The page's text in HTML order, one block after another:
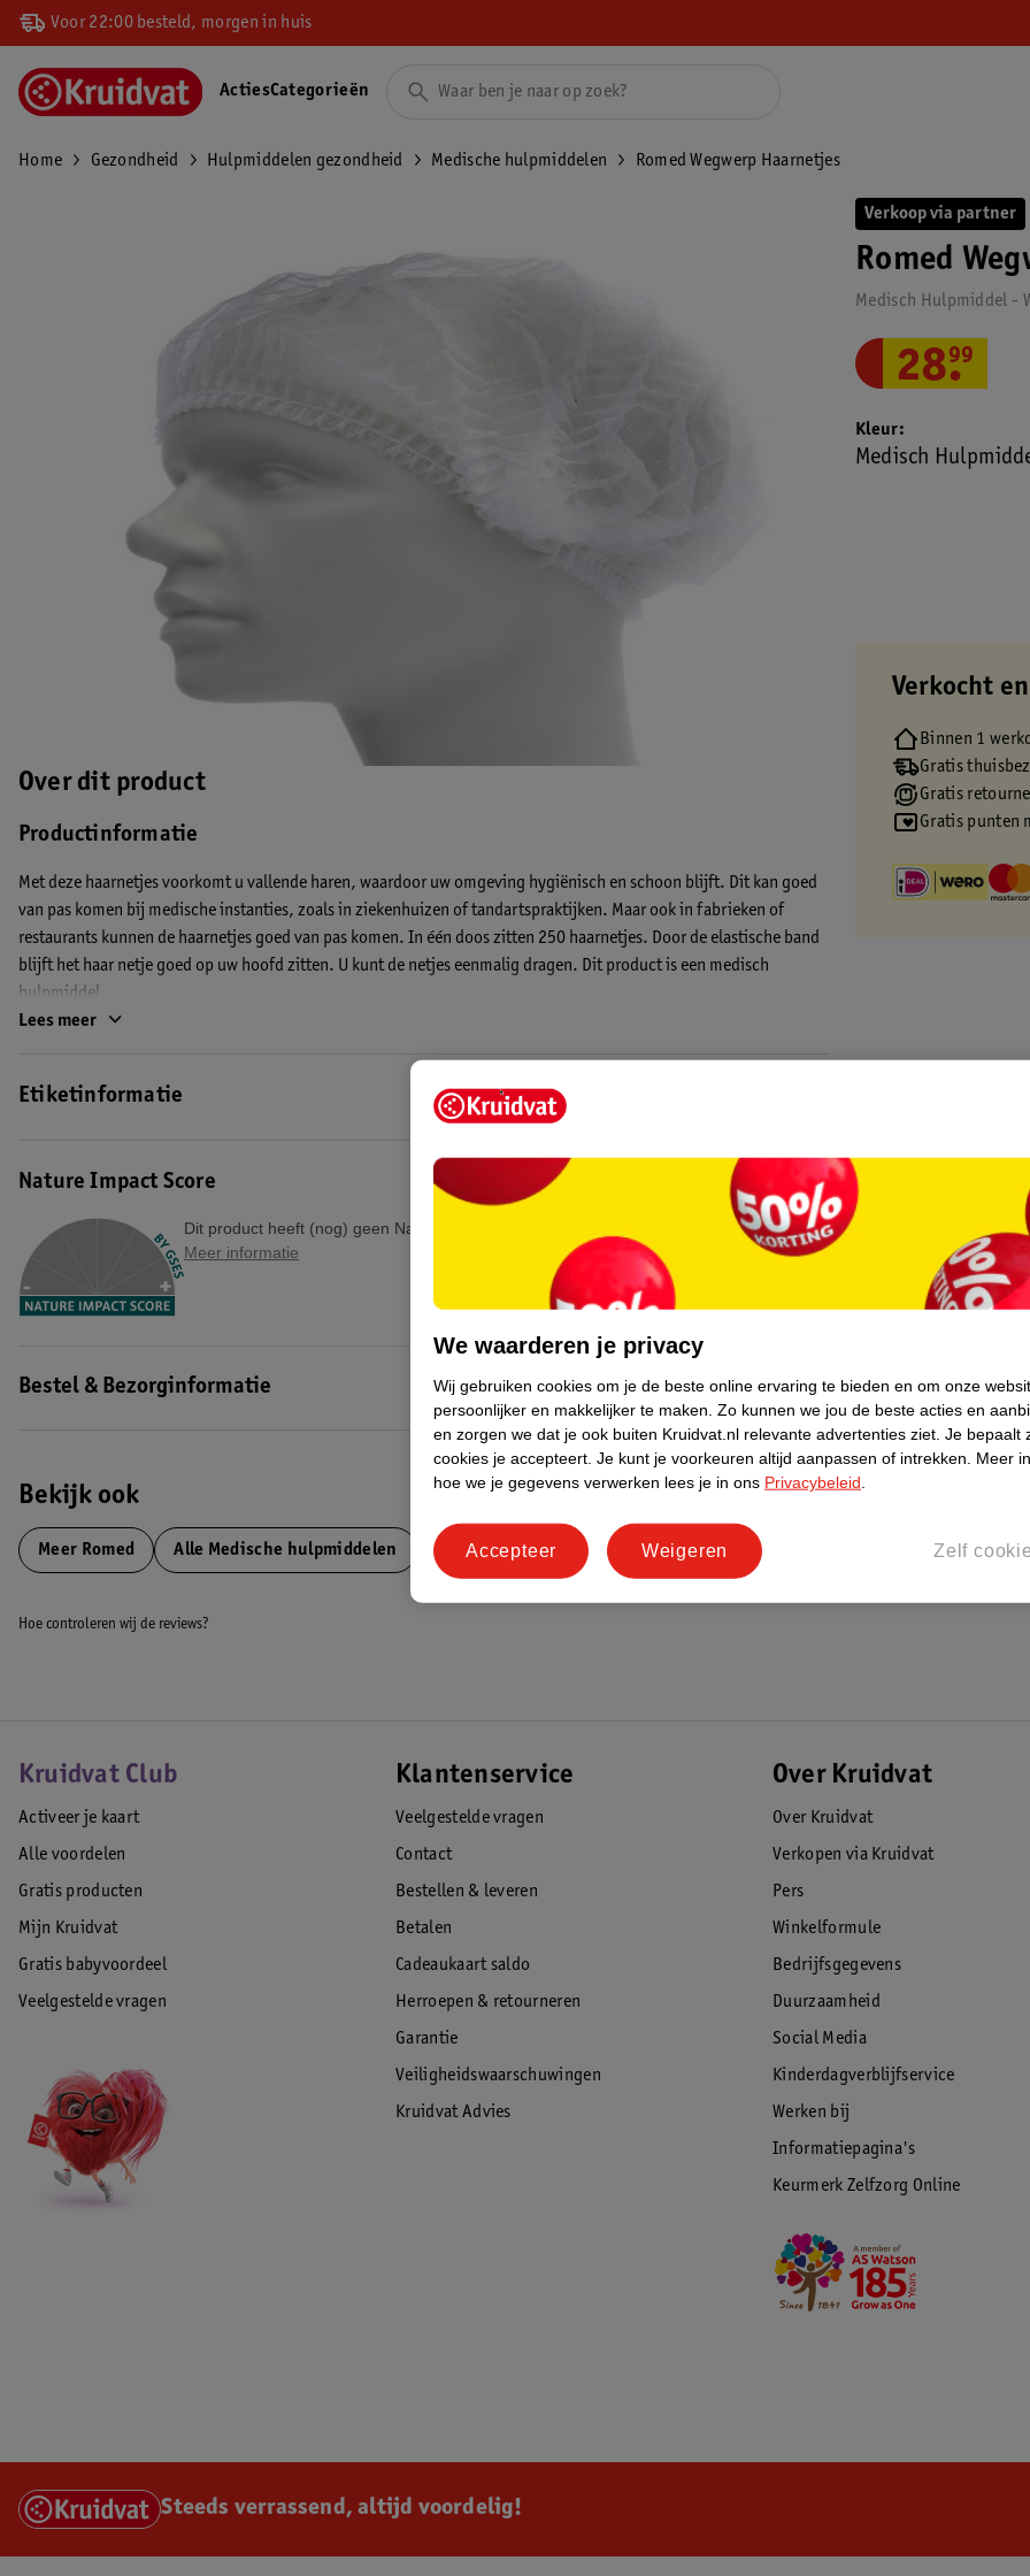
Voor 22:00 besteld, morgen in huis
ActiesCategorieën
Home Gezondheid Hulpmiddelen gezondheid Medische hulpmiddelen Romed Wegwerp Haarnetjes
Over dit product
Productinformatie
Met deze haarnetjes voorkomt u vallende haren, waardoor uw omgeving hygiënisch en schoon blijft. Dit kan goed
van pas komen bij medische instanties, zoals in ziekenhuizen of tandartspraktijken. Maar ook in fabrieken of
restaurants kunnen de haarnetjes goed van pas komen. In één doos zitten 250 haarnetjes. Door de elastische band
blijft het haar netje goed op uw hoofd zitten. U kunt de netjes eenmalig dragen. Dit product is een medisch
hulpmiddel.
EAN code:8717202433797
Lees meer
Etiketinformatie
Nature Impact Score
Dit product heeft (nog) geen Nature Impact Score.
Meer informatie
Bestel & Bezorginformatie
Bekijk ook
Meer Romed Alle Medische hulpmiddelen
Verkoop via partner
Romed
Medisch Hulpmiddel -
28.
99
Kleur
Medisch
Verkocht
Binnen 1
Gratis
Gratis
Gratis punten
Hoe controleren wij de reviews?
Kruidvat Club
Activeer je kaart
Alle voordelen
Gratis producten
Mijn Kruidvat
Gratis babyvoordeel
Veelgestelde vragen
Klantenservice
Veelgestelde vragen
Contact
Bestellen & leveren
Betalen
Cadeaukaart saldo
Herroepen & retourneren
Garantie
Veiligheidswaarschuwingen
Kruidvat Advies
Over Kruidvat
Over Kruidvat
Verkopen via Kruidvat
Pers
Winkelformule
Bedrijfsgegevens
Duurzaamheid
Social Media
Kinderdagverblijfservice
Werken bij
Informatiepagina's
Keurmerk Zelfzorg Online
Steeds verrassend, altijd voordelig!
We waarderen je privacy
Wij gebruiken cookies om je de beste online ervaring te bieden en om onze
persoonlijker en makkelijker te maken. Zo kunnen we jou de beste acties en
en zorgen we dat je ook buiten Kruidvat.nl relevante advertenties ziet. Je bepaalt
cookies je accepteert. Je kunt je voorkeuren altijd aanpassen of intrekken.
Meer
hoe we je gegevens verwerken lees je in ons Privacybeleid
Zelf
Weigeren
Accepteer